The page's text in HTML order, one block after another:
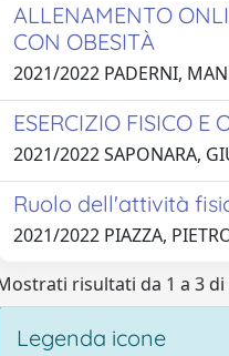
ALLENAMENTO
CON OBESITÀ
2021/2022 PADERNI,
ESERCIZIO FISICO E
2021/2022 SAPONARA,
Ruolo dell'attività
2021/2022 PIAZZA,
risultati da 1 a 3 di
Legenda icone